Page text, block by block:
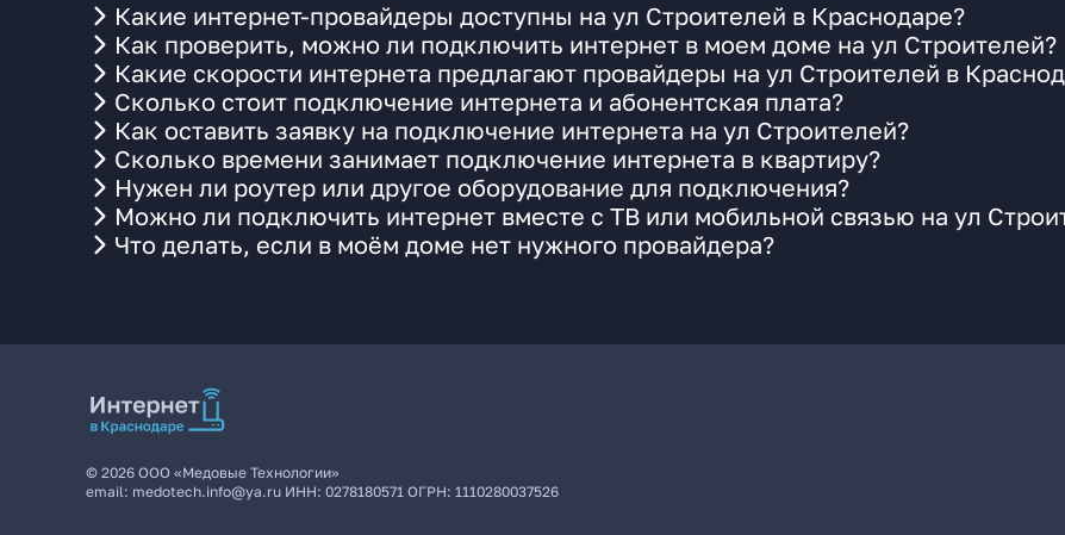
Какие интернет-провайдеры доступны на ул Строителей в Краснодаре?
Как проверить, можно ли подключить интернет в моем доме на ул Строителей?
Какие скорости интернета предлагают провайдеры на ул Строителей в
Сколько стоит подключение интернета и абонентская плата?
Как оставить заявку на подключение интернета на ул Строителей?
Сколько времени занимает подключение интернета в квартиру?
Нужен ли роутер или другое оборудование для подключения?
Можно ли подключить интернет вместе с ТВ или мобильной связью на ул
Что делать, если в моём доме нет нужного провайдера?
© 2026 ООО «Медовые Технологии»
email: medotech.info@ya.ru ИНН: 0278180571 ОГРН: 1110280037526